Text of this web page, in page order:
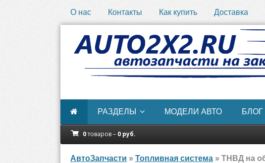
О нас Контакты Как купить Доставка
РАЗДЕЛЫ МОДЕЛИ АВТО БЛОГ
0товаров – 0 руб.
АвтоЗапчасти » Топливная система » ТНВД на